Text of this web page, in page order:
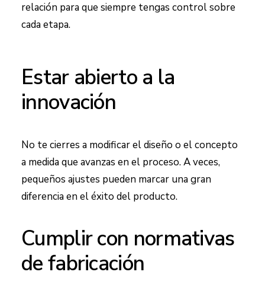
relación para que siempre tengas control sobre
cada etapa.
Estar abierto a la
innovación
No te cierres a modificar el diseño o el concepto
a medida que avanzas en el proceso. A veces,
pequeños ajustes pueden marcar una gran
diferencia en el éxito del producto.
Cumplir con normativas
de fabricación